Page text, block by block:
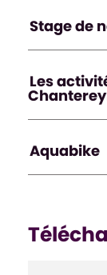
Stage de
Les
Aquabike